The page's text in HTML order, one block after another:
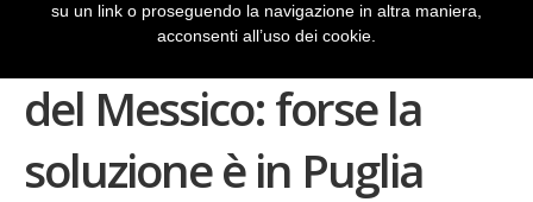
Marea nera nel Golfo
del Messico: forse la
soluzione è in Puglia
su un link o proseguendo la navigazione in altra maniera,
acconsenti all’uso dei cookie.